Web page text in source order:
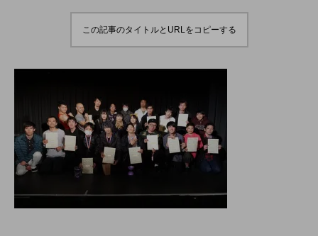
いジャグリングの舞
2020.08.18
北海道 東北 関東 中部
四国 中国 九州 沖縄
この記事のタイトルとURLをコピーする